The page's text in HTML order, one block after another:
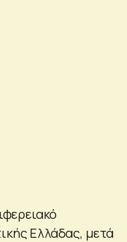
Ελλάδας, μετά